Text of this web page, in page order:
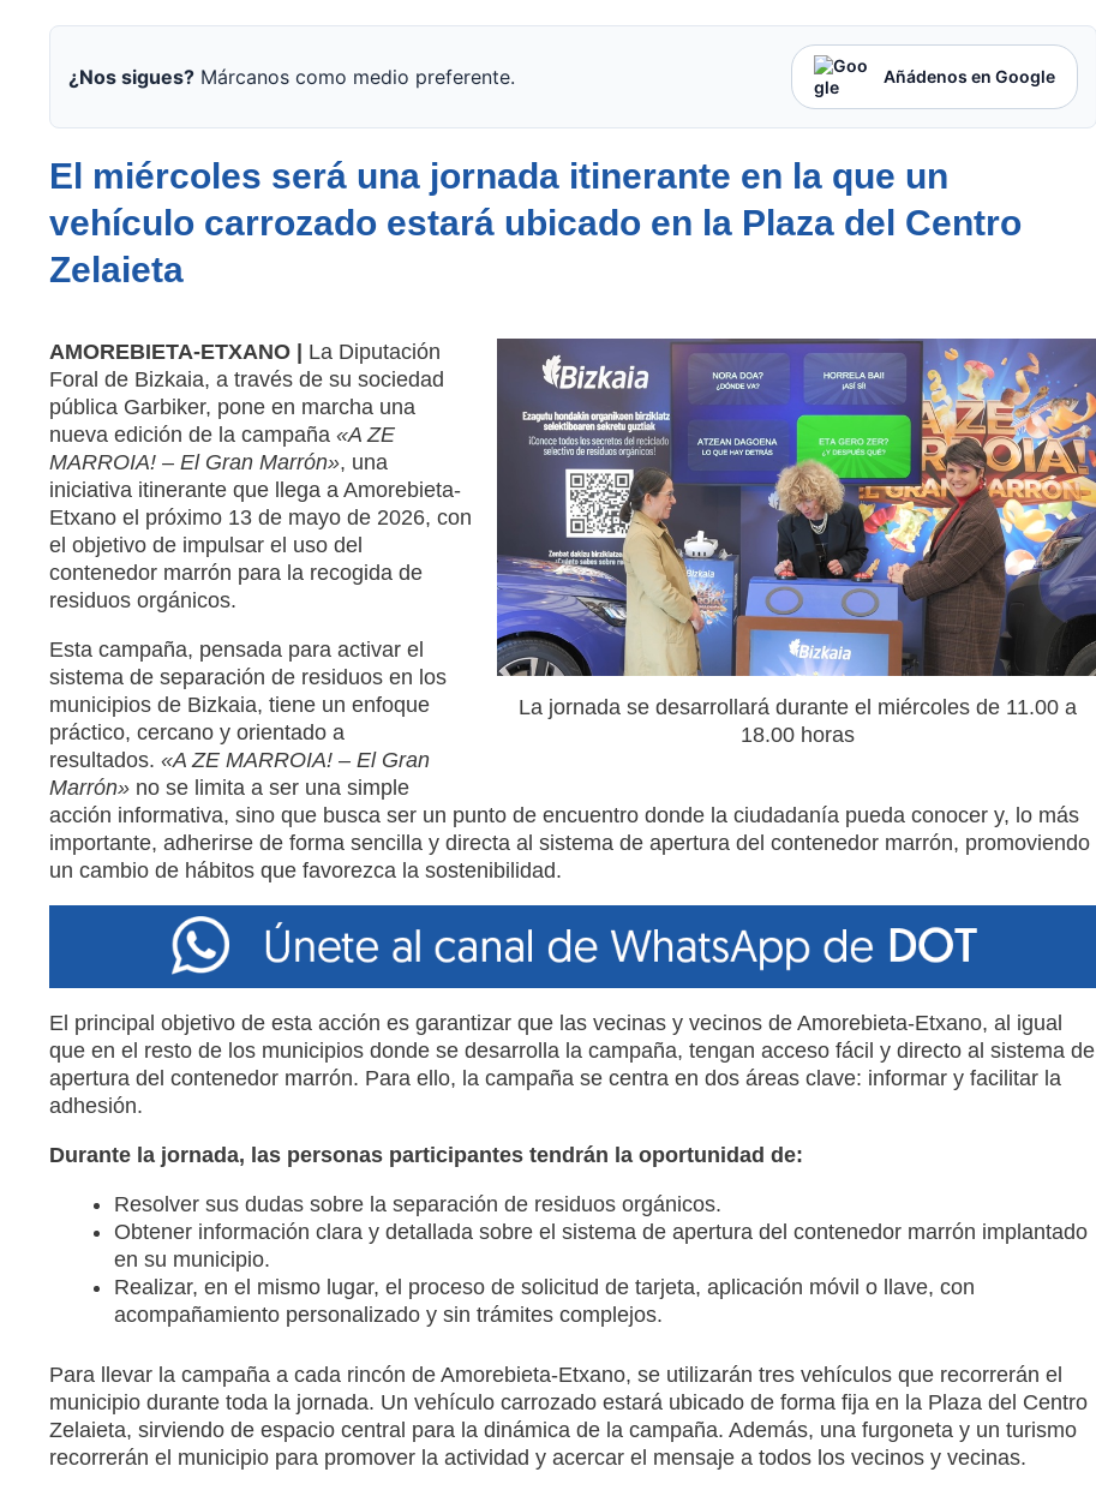
¿Nos sigues?Márcanos como medio preferente. Añádenos en Google
El miércoles será una jornada itinerante en la que un
vehículo carrozado estará ubicado en la Plaza del Centro
Zelaieta
La jornada se desarrollará durante el miércoles de 11.00 a
18.00 horas
AMOREBIETA-ETXANO | La Diputación
Foral de Bizkaia, a través de su sociedad
pública Garbiker, pone en marcha una
nueva edición de la campaña «A ZE
MARROIA! – El Gran Marrón», una
iniciativa itinerante que llega a Amorebieta-
Etxano el próximo 13 de mayo de 2026, con
el objetivo de impulsar el uso del
contenedor marrón para la recogida de
residuos orgánicos.
Esta campaña, pensada para activar el
sistema de separación de residuos en los
municipios de Bizkaia, tiene un enfoque
práctico, cercano y orientado a
resultados. «A ZE MARROIA! – El Gran
Marrón»no se limita a ser una simple
acción informativa, sino que busca ser un punto de encuentro donde la ciudadanía pueda conocer y, lo más
importante, adherirse de forma sencilla y directa al sistema de apertura del contenedor marrón, promoviendo
un cambio de hábitos que favorezca la sostenibilidad.
El principal objetivo de esta acción es garantizar que las vecinas y vecinos de Amorebieta-Etxano, al igual
que en el resto de los municipios donde se desarrolla la campaña, tengan acceso fácil y directo al sistema de
apertura del contenedor marrón. Para ello, la campaña se centra en dos áreas clave: informar y facilitar la
adhesión.
Durante la jornada, las personas participantes tendrán la oportunidad de:
Resolver sus dudas sobre la separación de residuos orgánicos.
Obtener información clara y detallada sobre el sistema de apertura del contenedor marrón implantado
en su municipio.
Realizar, en el mismo lugar, el proceso de solicitud de tarjeta, aplicación móvil o llave, con
acompañamiento personalizado y sin trámites complejos.
Para llevar la campaña a cada rincón de Amorebieta-Etxano, se utilizarán tres vehículos que recorrerán el
municipio durante toda la jornada. Un vehículo carrozado estará ubicado de forma fija en la Plaza del Centro
Zelaieta, sirviendo de espacio central para la dinámica de la campaña. Además, una furgoneta y un turismo
recorrerán el municipio para promover la actividad y acercar el mensaje a todos los vecinos y vecinas.